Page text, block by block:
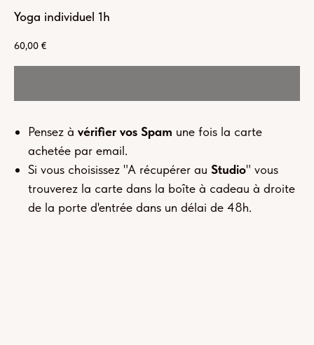
Yoga individuel 1h
60,00 €
Pensez à vérifier vos Spam une fois la carte
achetée par email.
Si vous choisissez "A récupérer au Studio" vous
trouverez la carte dans la boîte à cadeau à droite
de la porte d'entrée dans un délai de 48h.